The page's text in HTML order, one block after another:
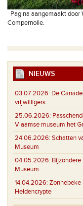
Pagina aangemaakt door
Compernolle.
NIEUWS
03.07.2026: De
vrijwilligers
25.06.2026:
Vlaamse museum het
24.06.2026: Schatten
Museum
04.05.2026:
Museum
14.04.2026: Zonnebeke
Heldencrypte